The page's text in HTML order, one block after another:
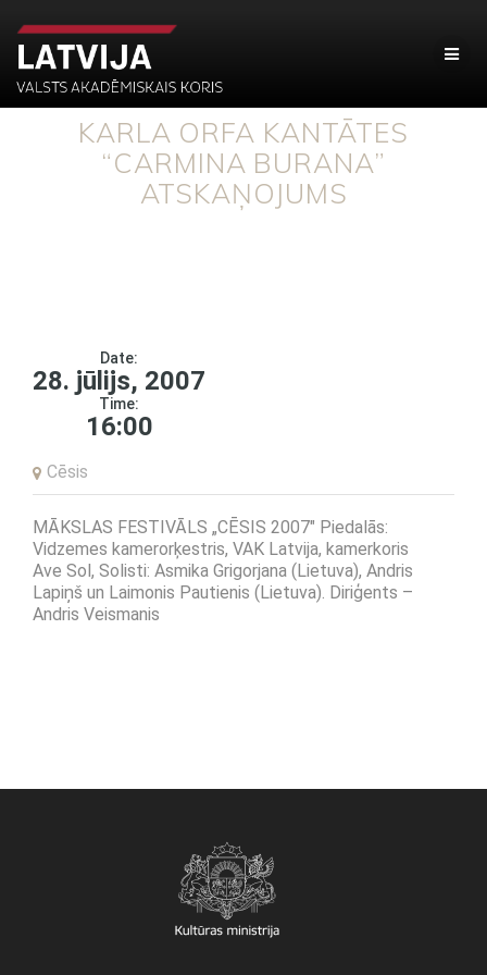
KARLA ORFA KANTĀTES
“CARMINA BURANA”
ATSKAŅOJUMS
Date:
28. jūlijs, 2007
Time:
16:00
Cēsis
MĀKSLAS FESTIVĀLS „CĒSIS 2007″ Piedalās:
Vidzemes kamerorķestris, VAK Latvija, kamerkoris
Ave Sol, Solisti: Asmika Grigorjana (Lietuva), Andris
Lapiņš un Laimonis Pautienis (Lietuva). Diriģents –
Andris Veismanis